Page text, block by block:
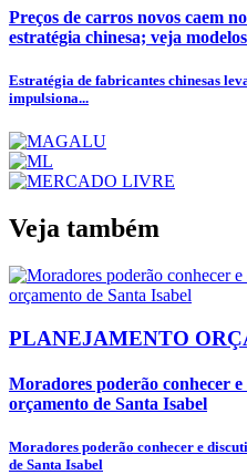
Preços de carros novos caem
estratégia chinesa; veja modelos
Estratégia de fabricantes chinesas
impulsiona...
Veja também
PLANEJAMENTO
Moradores poderão conhecer
orçamento de Santa Isabel
Moradores poderão conhecer e
de Santa Isabel